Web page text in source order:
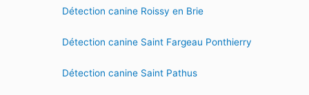
Détection canine Roissy en Brie
Détection canine Saint Fargeau Ponthierry
Détection canine Saint Pathus